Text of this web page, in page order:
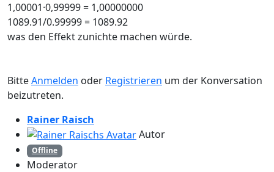
1,00001·0,99999 = 1,00000000
1089.91/0.99999 = 1089.92
was den Effekt zunichte machen würde.
BitteAnmelden oder Registrieren um der Konversation
beizutreten.
Rainer Raisch
Autor
Offline
Moderator